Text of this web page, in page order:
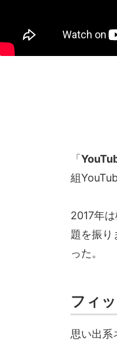
「
組
2017年
題を振り
った。
フィ
思い出系